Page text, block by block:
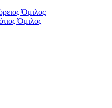
Όμιλος
Όμιλος